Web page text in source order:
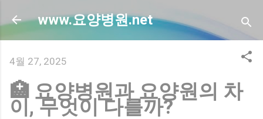
기본 콘텐츠로 건너뛰기
www.요양병원.net
4월 27, 2025
🏥 요양병원과 요양원의 차
이, 무엇이 다를까?